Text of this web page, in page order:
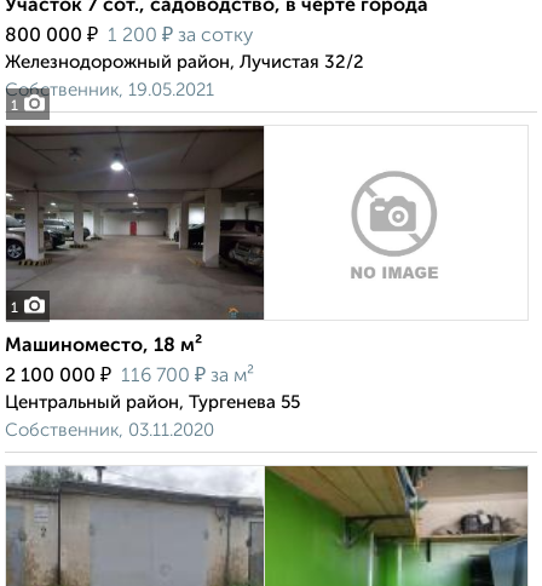
1
Участок 7 сот., садоводство, в черте города
800 000 ₽ 1 200 ₽ за сотку
Железнодорожный район, Лучистая 32/2
Собственник, 19.05.2021
1
Машиноместо, 18 м²
2 100 000 ₽ 116 700 ₽ за м²
Центральный район, Тургенева 55
Собственник, 03.11.2020